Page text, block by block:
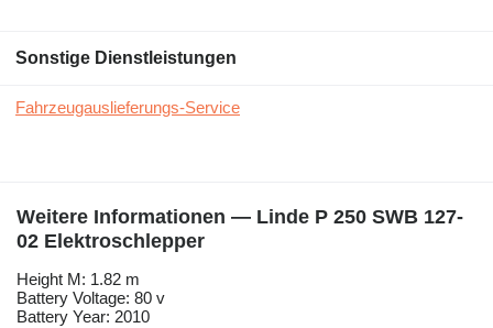
Sonstige Dienstleistungen
Fahrzeugauslieferungs-Service
Weitere Informationen — Linde P 250 SWB 127-
02 Elektroschlepper
Height M: 1.82 m
Battery Voltage: 80 v
Battery Year: 2010